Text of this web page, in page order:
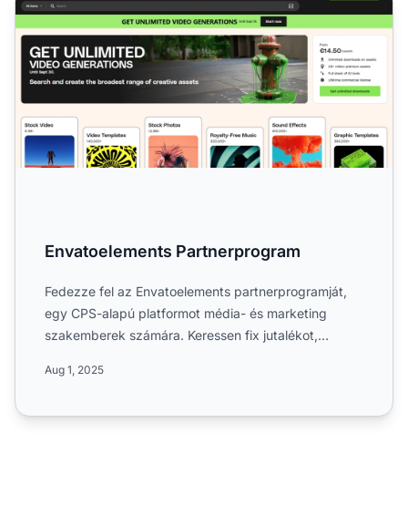
Envatoelements Partnerprogram
Fedezze fel az Envatoelements partnerprogramját,
egy CPS-alapú platformot média- és marketing
szakemberek számára. Keressen fix jutalékot,
Aug 1, 2025